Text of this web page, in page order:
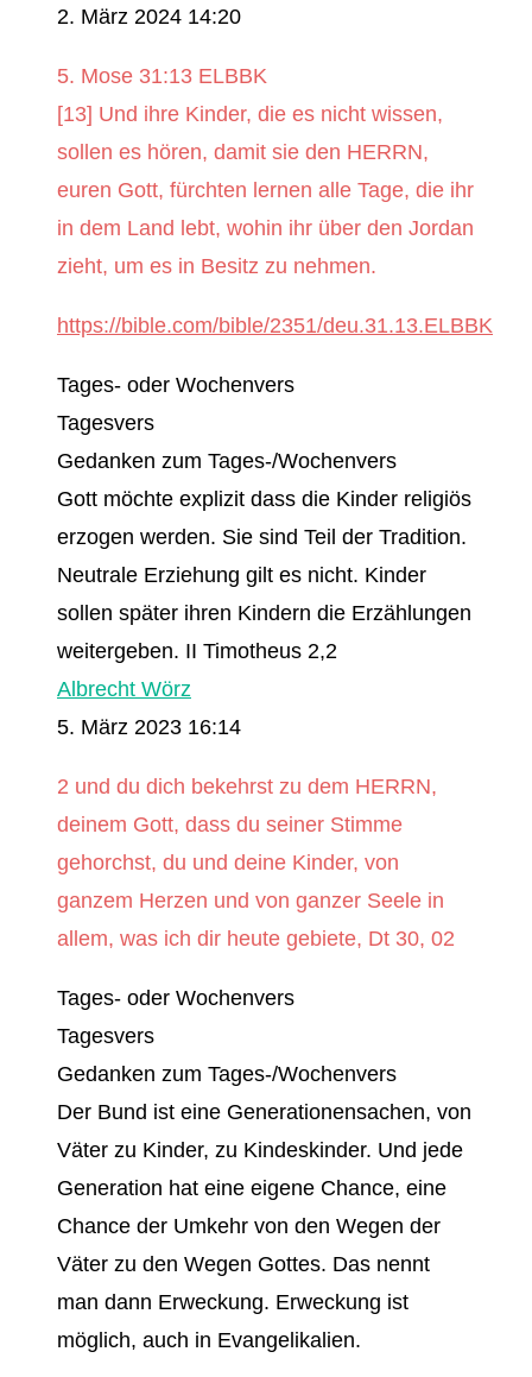
2. März 2024 14:20
‭‭5. Mose 31:13 ELBBK‬‬
[13] Und ihre Kinder, die es nicht wissen,
sollen es hören, damit sie den HERRN,
euren Gott, fürchten lernen alle Tage, die ihr
in dem Land lebt, wohin ihr über den Jordan
zieht, um es in Besitz zu nehmen.
https://bible.com/bible/2351/deu.31.13.ELBBK
Tages- oder Wochenvers
Tagesvers
Gedanken zum Tages-/Wochenvers
Gott möchte explizit dass die Kinder religiös
erzogen werden. Sie sind Teil der Tradition.
Neutrale Erziehung gilt es nicht. Kinder
sollen später ihren Kindern die Erzählungen
weitergeben. II Timotheus 2,2
Albrecht Wörz
5. März 2023 16:14
2 und du dich bekehrst zu dem HERRN,
deinem Gott, dass du seiner Stimme
gehorchst, du und deine Kinder, von
ganzem Herzen und von ganzer Seele in
allem, was ich dir heute gebiete, Dt 30, 02
Tages- oder Wochenvers
Tagesvers
Gedanken zum Tages-/Wochenvers
Der Bund ist eine Generationensachen, von
Väter zu Kinder, zu Kindeskinder. Und jede
Generation hat eine eigene Chance, eine
Chance der Umkehr von den Wegen der
Väter zu den Wegen Gottes. Das nennt
man dann Erweckung. Erweckung ist
möglich, auch in Evangelikalien.